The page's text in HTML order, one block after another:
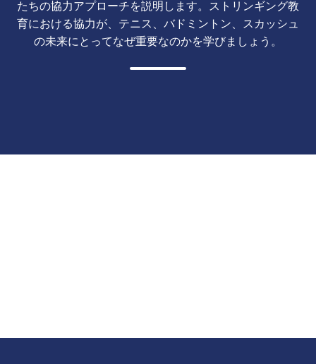
たちの協力アプローチを説明します。ストリンギング教
育における協力が、テニス、バドミントン、スカッシュ
の未来にとってなぜ重要なのかを学びましょう。